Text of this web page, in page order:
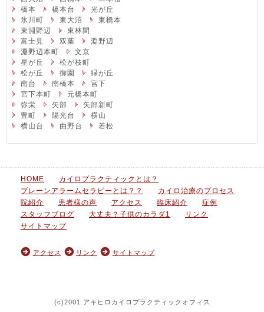
橋本
橋本台
光が丘
氷川町
東大沼
東橋本
東淵野辺
東林間
富士見
双葉
淵野辺
淵野辺本町
文京
星が丘
松が枝町
松が丘
御園
緑が丘
南台
南橋本
宮下
宮下本町
元橋本町
弥栄
矢部
矢部新町
豊町
陽光台
横山
横山台
由野台 若松
HOME
カイロプラクティックとは？
ブレーンアラームセラピーとは？？
カイロ治療のプロセス
院紹介
患者様の声 アクセス 臨床紹介
症例
スタッフブログ
大丈夫？子供のカラダ1
リンク
サイトマップ
アクセス リンク サイトマップ
(c)2001 アキヒロカイロプラクティックオフィス